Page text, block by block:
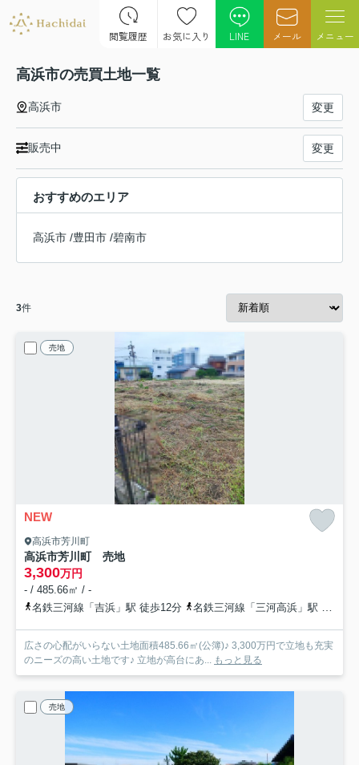
閲覧履歴 お気に入り LINE メール メニュー
高浜市の売買土地一覧
高浜市 変更
販売中 変更
おすすめのエリア
高浜市 /豊田市 /碧南市
3件
売地
NEW
高浜市芳川町
高浜市芳川町 売地
3,300万円
- / 485.66㎡ / -
名鉄三河線「吉浜」駅 徒歩12分
名鉄三河線「三河高浜」駅 徒歩17分
広さの心配がいらない土地面積485.66㎡(公簿)♪ 3,300万円で立地も充実
のニーズの高い土地です♪ 立地が高台にあ...
もっと見る
売地